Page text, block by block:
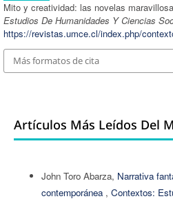
Mito y creatividad: las novelas
Estudios De Humanidades Y Ciencias
https://revistas.umce.cl/index.php/
Más formatos de cita
Artículos Más Leídos Del
John Toro Abarza, Narrativa
contemporánea , Contextos: